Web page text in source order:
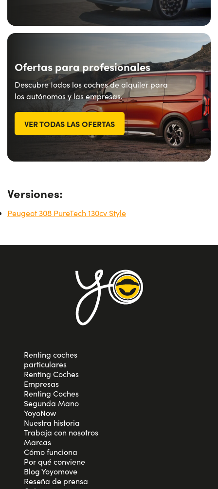
Ofertas para profesionales
Descubre todos los coches de alquiler para
los autónomos y las empresas.
VER TODAS LAS OFERTAS
Versiones:
Peugeot 308 PureTech 130cv Style
Renting coches
particulares
Renting Coches
Empresas
Renting Coches
Segunda Mano
YoyoNow
Nuestra historia
Trabaja con nosotros
Marcas
Cómo funciona
Por qué conviene
Blog Yoyomove
Reseña de prensa